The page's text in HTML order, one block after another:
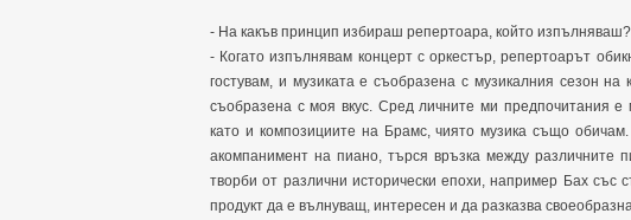
- На какъв принцип избираш репертоара, който изпълняваш?
- Когато изпълнявам концерт с оркестър, репертоарът
гостувам, и музиката е съобразена с музикалния сезон на
съобразена с моя вкус. Сред личните ми предпочитания
като и композициите на Брамс, чиято музика също
акомпанимент на пиано, търся връзка между различните
творби от различни исторически епохи, например Бах със
продукт да е вълнуващ, интересен и да разказва